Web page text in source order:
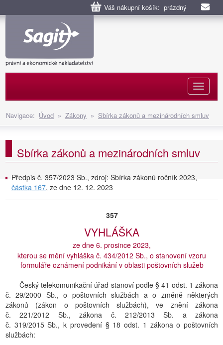
Váš nákupní košík: prázdný
Navigace: Úvod » Zákony » Sbírka zákonů a mezinárodních smluv
Sbírka zákonů a mezinárodních smluv
Předpis č. 357/2023 Sb., zdroj: Sbírka zákonů ročník 2023,
částka 167, ze dne 12. 12. 2023
357
VYHLÁŠKA
ze dne 6. prosince 2023,
kterou se mění vyhláška č. 434/2012 Sb., o stanovení vzoru
formuláře oznámení podnikání v oblasti poštovních služeb
Český telekomunikační úřad stanoví podle § 41 odst. 1 zákona
č. 29/2000 Sb., o poštovních službách a o změně některých
zákonů (zákon o poštovních službách), ve znění zákona
č. 221/2012 Sb., zákona č. 212/2013 Sb. a zákona
č. 319/2015 Sb., k provedení § 18 odst. 1 zákona o poštovních
službách: